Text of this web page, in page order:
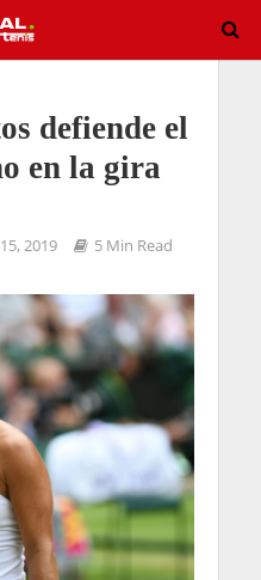
defiende el
en la gira
2019 5 Min Read